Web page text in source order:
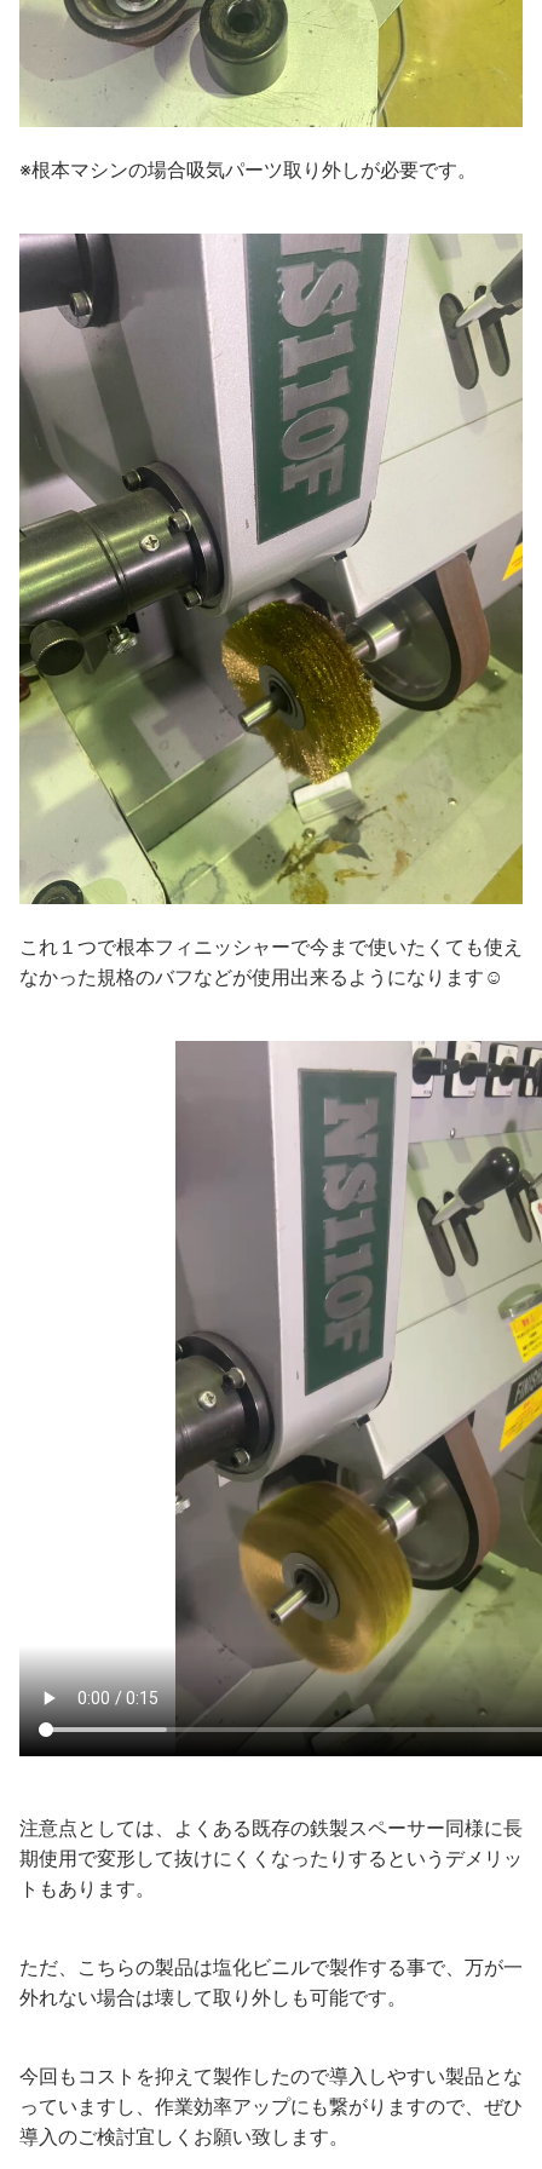
※根本マシンの場合吸気パーツ取り外しが必要です。
これ１つで根本フィニッシャーで今まで使いたくても使え
なかった規格のバフなどが使用出来るようになります☺
注意点としては、よくある既存の鉄製スペーサー同様に長
期使用で変形して抜けにくくなったりするというデメリッ
トもあります。
ただ、こちらの製品は塩化ビニルで製作する事で、万が一
外れない場合は壊して取り外しも可能です。
今回もコストを抑えて製作したので導入しやすい製品とな
っていますし、作業効率アップにも繋がりますので、ぜひ
導入のご検討宜しくお願い致します。